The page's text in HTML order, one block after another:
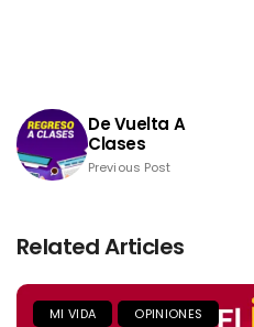
De Vuelta A
Clases
Previous Post
Related Articles
MI VIDA OPINIONES